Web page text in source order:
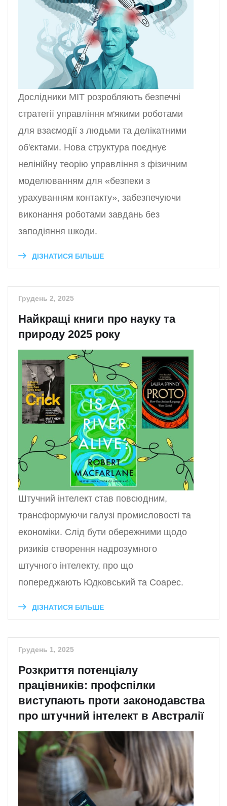
Дослідники MIT розробляють безпечні
стратегії управління м'якими роботами
для взаємодії з людьми та делікатними
об'єктами. Нова структура поєднує
нелінійну теорію управління з фізичним
моделюванням для «безпеки з
урахуванням контакту», забезпечуючи
виконання роботами завдань без
заподіяння шкоди.
ДІЗНАТИСЯ БІЛЬШЕ
Грудень 2, 2025
Найкращі книги про науку та
природу 2025 року
Штучний інтелект став повсюдним,
трансформуючи галузі промисловості та
економіки. Слід бути обережними щодо
ризиків створення надрозумного
штучного інтелекту, про що
попереджають Юдковський та Соарес.
ДІЗНАТИСЯ БІЛЬШЕ
Грудень 1, 2025
Розкриття потенціалу
працівників: профспілки
виступають проти законодавства
про штучний інтелект в Австралії